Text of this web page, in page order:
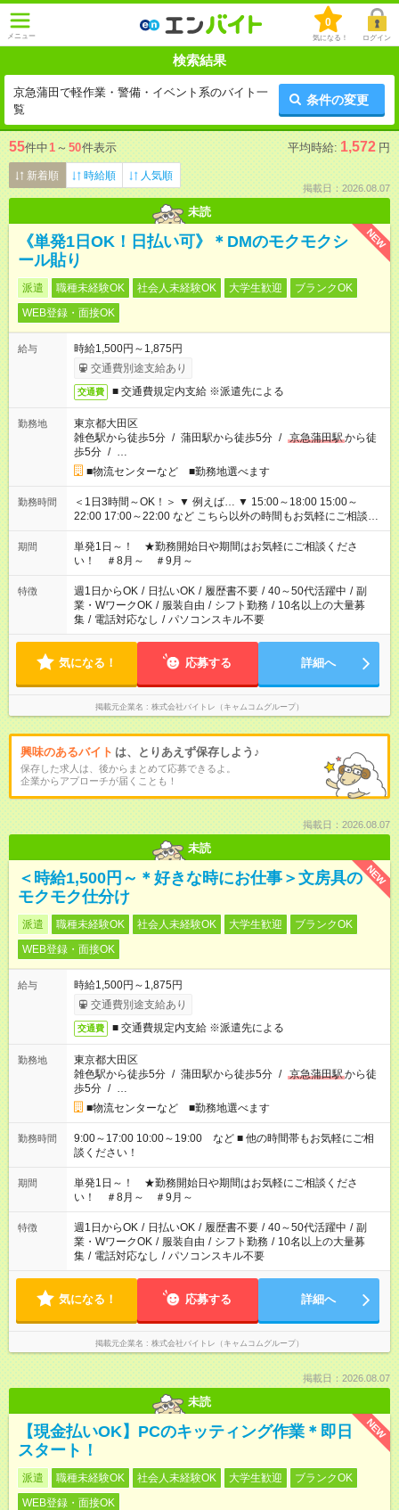
メニュー
0
気になる！ ログイン
検索結果
京急蒲田で軽作業・警備・イベント系のバイト一
覧
条件の変更
55件中1 ～ 50件表示 平均時給: 1,572 円
新着順 時給順 人気順
掲載日：2026.08.07
未読
NEW
《単発1日OK！日払い可》＊DMのモクモクシ
ール貼り
派遣 職種未経験OK 社会人未経験OK 大学生歓迎
ブランクOK
WEB登録・面接OK
給与
時給1,500円～1,875円
交通費別途支給あり
交通費 ■ 交通費規定内支給 ※派遣先による
勤務地
東京都大田区
雑色駅から徒歩5分 / 蒲田駅から徒歩5分 / 京急蒲田駅から徒
歩5分 / …
■物流センターなど ■勤務地選べます
勤務時間
＜1日3時間～OK！＞ ▼ 例えば… ▼ 15:00～18:00 15:00～
22:00 17:00～22:00 など こちら以外の時間もお気軽にご相談く
ださい！
期間
単発1日～！ ★勤務開始日や期間はお気軽にご相談くださ
い！ ＃8月～ ＃9月～
特徴 週1日からOK / 日払いOK / 履歴書不要 / 40～50代活躍中 / 副
業・WワークOK / 服装自由 / シフト勤務 / 10名以上の大量募
集 / 電話対応なし / パソコンスキル不要
気になる！ 応募する 詳細へ
掲載元企業名 株式会社バイトレ（キャムコムグループ）
興味のあるバイト は、とりあえず保存しよう♪
保存した求人は、後からまとめて応募できるよ。
企業からアプローチが届くことも！
掲載日：2026.08.07
未読
NEW
＜時給1,500円～＊好きな時にお仕事＞文房具の
モクモク仕分け
派遣 職種未経験OK 社会人未経験OK 大学生歓迎
ブランクOK
WEB登録・面接OK
給与
時給1,500円～1,875円
交通費別途支給あり
交通費 ■ 交通費規定内支給 ※派遣先による
勤務地
東京都大田区
雑色駅から徒歩5分 / 蒲田駅から徒歩5分 / 京急蒲田駅から徒
歩5分 / …
■物流センターなど ■勤務地選べます
勤務時間
9:00～17:00 10:00～19:00 など ■ 他の時間帯もお気軽にご相
談ください！
期間
単発1日～！ ★勤務開始日や期間はお気軽にご相談くださ
い！ ＃8月～ ＃9月～
特徴 週1日からOK / 日払いOK / 履歴書不要 / 40～50代活躍中 / 副
業・WワークOK / 服装自由 / シフト勤務 / 10名以上の大量募
集 / 電話対応なし / パソコンスキル不要
気になる！ 応募する 詳細へ
掲載元企業名 株式会社バイトレ（キャムコムグループ）
掲載日：2026.08.07
未読
NEW
【現金払いOK】PCのキッティング作業＊即日
スタート！
派遣 職種未経験OK 社会人未経験OK 大学生歓迎
ブランクOK
WEB登録・面接OK